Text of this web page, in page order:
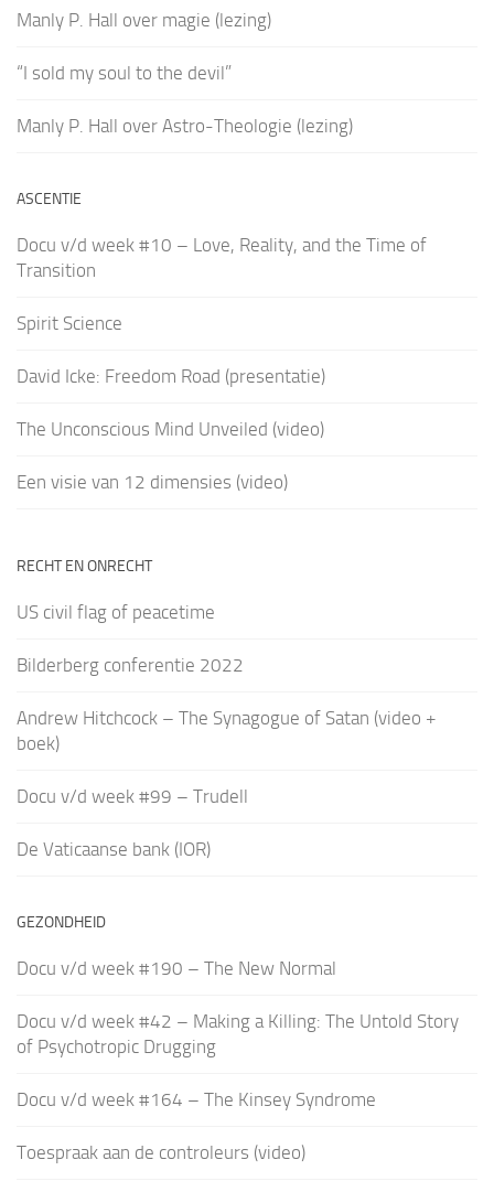
Manly P. Hall over magie (lezing)
“I sold my soul to the devil”
Manly P. Hall over Astro-Theologie (lezing)
ASCENTIE
Docu v/d week #10 – Love, Reality, and the Time of
Transition
Spirit Science
David Icke: Freedom Road (presentatie)
The Unconscious Mind Unveiled (video)
Een visie van 12 dimensies (video)
RECHT EN ONRECHT
US civil flag of peacetime
Bilderberg conferentie 2022
Andrew Hitchcock – The Synagogue of Satan (video +
boek)
Docu v/d week #99 – Trudell
De Vaticaanse bank (IOR)
GEZONDHEID
Docu v/d week #190 – The New Normal
Docu v/d week #42 – Making a Killing: The Untold Story
of Psychotropic Drugging
Docu v/d week #164 – The Kinsey Syndrome
Toespraak aan de controleurs (video)